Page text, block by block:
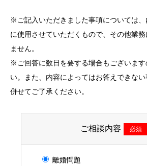
※ご記入いただきました事項については
に使用させていただくもので、その他業
ません。
※ご回答に数日を要する場合もございます
い。また、内容によってはお答えできない
併せてご了承ください。
ご相談内容 必須
離婚問題